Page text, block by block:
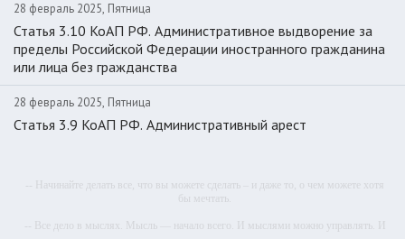
28 февраль 2025, Пятница
Статья 3.10 КоАП РФ. Административное выдворение за
пределы Российской Федерации иностранного гражданина
или лица без гражданства
28 февраль 2025, Пятница
Статья 3.9 КоАП РФ. Административный арест
-- Начинайте делать все, что вы можете сделать – и даже то, о чем можете хотя
бы мечтать.
-- Все дело в мыслях. Мысль — начало всего. И мыслями можно управлять. И